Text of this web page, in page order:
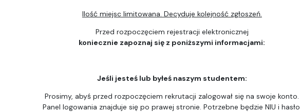
Ilość miejsc limitowana. Decyduje kolejność zgłoszeń.
Przed rozpoczęciem rejestracji elektronicznej
koniecznie zapoznaj się z poniższymi informacjami:
Jeśli jesteś lub byłeś naszym studentem:
Prosimy, abyś przed rozpoczęciem rekrutacji zalogował się na swoje konto.
Panel logowania znajduje się po prawej stronie. Potrzebne będzie NIU i hasło.